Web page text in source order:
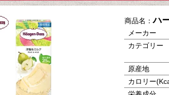
商品名：ハ
メーカー
カテゴリー
原産地
カロリー